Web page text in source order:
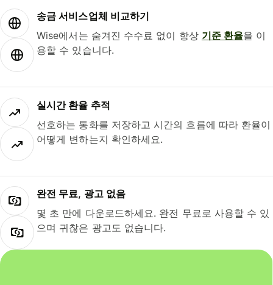
송금 서비스업체 비교하기
Wise에서는 숨겨진 수수료 없이 항상 기준 환율을 이
용할 수 있습니다.
실시간 환율 추적
선호하는 통화를 저장하고 시간의 흐름에 따라 환율이
어떻게 변하는지 확인하세요.
완전 무료, 광고 없음
몇 초 만에 다운로드하세요. 완전 무료로 사용할 수 있
으며 귀찮은 광고도 없습니다.